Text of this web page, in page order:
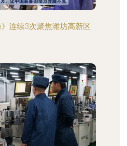
》连续3次聚焦潍坊高新区